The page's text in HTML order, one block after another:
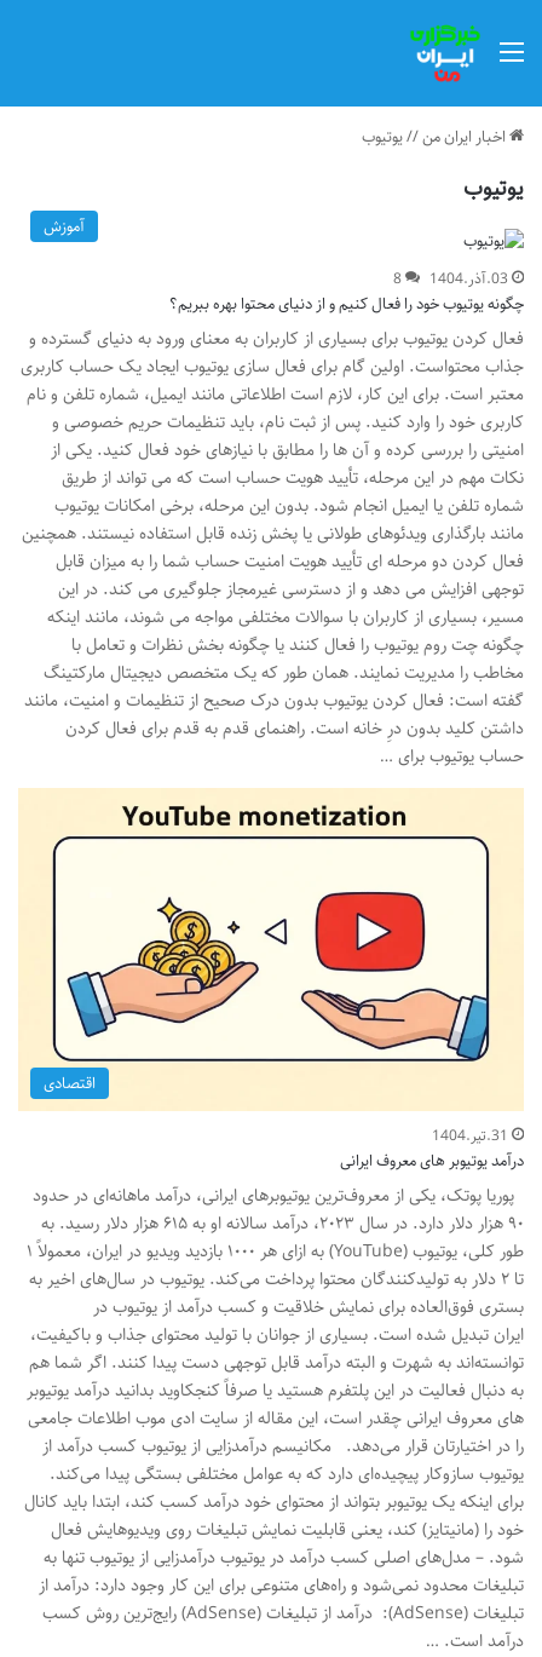
اخبار ایران من//یوتیوب
یوتیوب
آموزش
03.آذر.1404 8
چگونه یوتیوب خود را فعال کنیم و از دنیای محتوا بهره ببریم؟
فعال کردن یوتیوب برای بسیاری از کاربران به معنای ورود به دنیای گسترده و
جذاب محتواست. اولین گام برای فعال سازی یوتیوب ایجاد یک حساب کاربری
معتبر است. برای این کار، لازم است اطلاعاتی مانند ایمیل، شماره تلفن و نام
کاربری خود را وارد کنید. پس از ثبت نام، باید تنظیمات حریم خصوصی و
امنیتی را بررسی کرده و آن ها را مطابق با نیازهای خود فعال کنید. یکی از
نکات مهم در این مرحله، تأیید هویت حساب است که می تواند از طریق
شماره تلفن یا ایمیل انجام شود. بدون این مرحله، برخی امکانات یوتیوب
مانند بارگذاری ویدئوهای طولانی یا پخش زنده قابل استفاده نیستند. همچنین
فعال کردن دو مرحله ای تأیید هویت امنیت حساب شما را به میزان قابل
توجهی افزایش می دهد و از دسترسی غیرمجاز جلوگیری می کند. در این
مسیر، بسیاری از کاربران با سوالات مختلفی مواجه می شوند، مانند اینکه
چگونه چت روم یوتیوب را فعال کنند یا چگونه بخش نظرات و تعامل با
مخاطب را مدیریت نمایند. همان طور که یک متخصص دیجیتال مارکتینگ
گفته است: فعال کردن یوتیوب بدون درک صحیح از تنظیمات و امنیت، مانند
داشتن کلید بدون درِ خانه است. راهنمای قدم به قدم برای فعال کردن
حساب یوتیوب برای …
اقتصادی
31.تیر.1404
درآمد یوتیوبر های معروف ایرانی
پوریا پوتک، یکی از معروف‌ترین یوتیوبرهای ایرانی، درآمد ماهانه‌ای در حدود
۹۰ هزار دلار دارد. در سال ۲۰۲۳، درآمد سالانه او به ۶۱۵ هزار دلار رسید. به
طور کلی، یوتیوب (YouTube) به ازای هر ۱۰۰۰ بازدید ویدیو در ایران، معمولاً ۱
تا ۲ دلار به تولیدکنندگان محتوا پرداخت می‌کند. یوتیوب در سال‌های اخیر به
بستری فوق‌العاده برای نمایش خلاقیت و کسب درآمد از یوتیوب در
ایران تبدیل شده است. بسیاری از جوانان با تولید محتوای جذاب و باکیفیت،
توانسته‌اند به شهرت و البته درآمد قابل توجهی دست پیدا کنند. اگر شما هم
به دنبال فعالیت در این پلتفرم هستید یا صرفاً کنجکاوید بدانید درآمد یوتیوبر
های معروف ایرانی چقدر است، این مقاله از سایت ادی موب اطلاعات جامعی
را در اختیارتان قرار می‌دهد. مکانیسم درآمدزایی از یوتیوب کسب درآمد از
یوتیوب سازوکار پیچیده‌ای دارد که به عوامل مختلفی بستگی پیدا می‌کند.
برای اینکه یک یوتیوبر بتواند از محتوای خود درآمد کسب کند، ابتدا باید کانال
خود را (مانیتایز) کند، یعنی قابلیت نمایش تبلیغات روی ویدیوهایش فعال
شود. – مدل‌های اصلی کسب درآمد در یوتیوب درآمدزایی از یوتیوب تنها به
تبلیغات محدود نمی‌شود و راه‌های متنوعی برای این کار وجود دارد: درآمد از
تبلیغات (AdSense): درآمد از تبلیغات (AdSense) رایج‌ترین روش کسب
درآمد است. …